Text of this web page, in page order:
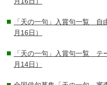
「天の一句」入賞句一覧 自
月16日）
「天の一句」入賞句一覧 テ
月14日）